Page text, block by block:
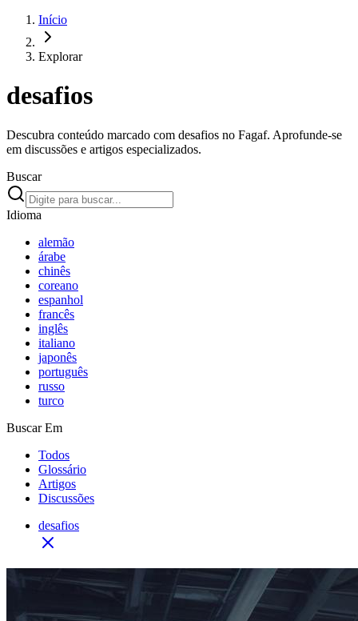
Início
Explorar
desafios
Descubra conteúdo marcado com desafios no Fagaf. Aprofunde-se
em discussões e artigos especializados.
Buscar
Idioma
alemão
árabe
chinês
coreano
espanhol
francês
inglês
italiano
japonês
português
russo
turco
Buscar Em
Todos
Glossário
Artigos
Discussões
desafios